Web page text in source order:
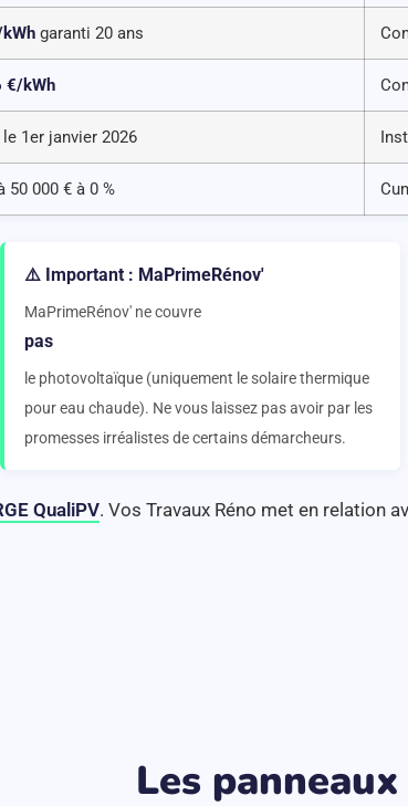
garanti 20 ans
€/kWh
1er janvier 2026
50 000 € à 0 %
⚠️ Important : MaPrimeRénov'
MaPrimeRénov' ne couvre
pas
le photovoltaïque (uniquement le solaire thermique
pour eau chaude). Ne vous laissez pas avoir par les
promesses irréalistes de certains démarcheurs.
QualiPV. Vos Travaux Réno met en relation
Les